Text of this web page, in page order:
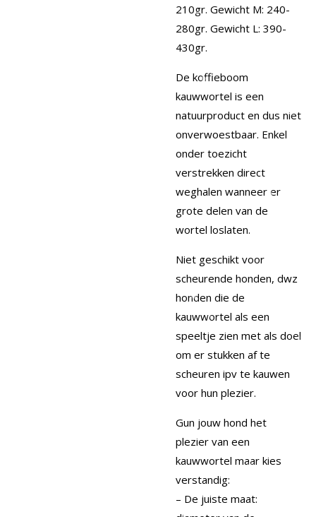
210gr. Gewicht M: 240-
280gr. Gewicht L: 390-
430gr.
De koffieboom
kauwwortel is een
natuurproduct en dus niet
onverwoestbaar. Enkel
onder toezicht
verstrekken direct
weghalen wanneer er
grote delen van de
wortel loslaten.
Niet geschikt voor
scheurende honden, dwz
honden die de
kauwwortel als een
speeltje zien met als doel
om er stukken af te
scheuren ipv te kauwen
voor hun plezier.
Gun jouw hond het
plezier van een
kauwwortel maar kies
verstandig:
– De juiste maat: